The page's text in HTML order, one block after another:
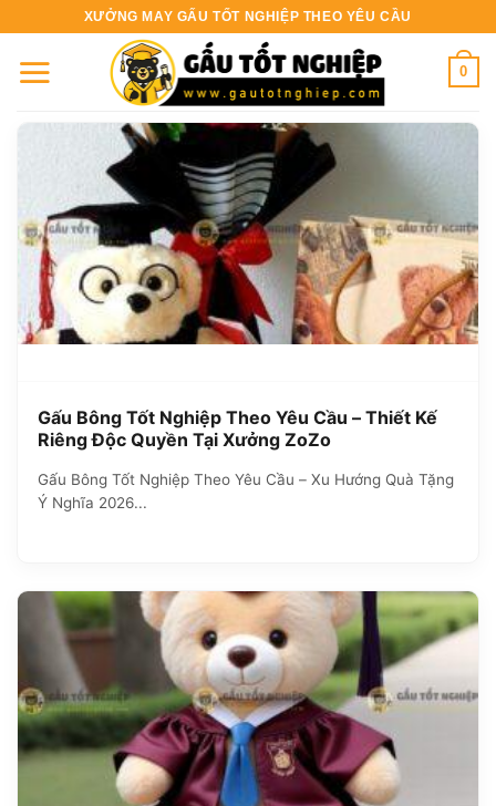
nội
XƯỞNG MAY GẤU TỐT NGHIỆP THEO YÊU CẦU
0
Gấu Bông Tốt Nghiệp Theo Yêu Cầu – Thiết Kế
Riêng Độc Quyền Tại Xưởng ZoZo
Gấu Bông Tốt Nghiệp Theo Yêu Cầu – Xu Hướng Quà Tặng
Ý Nghĩa 2026...